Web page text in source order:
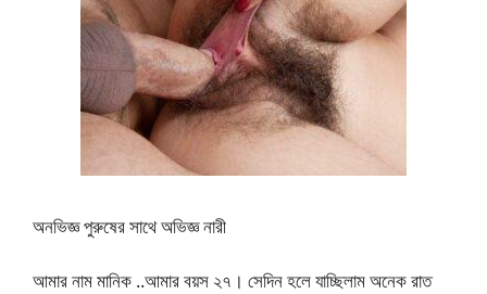
অনভিজ্ঞ পুরুষের সাথে অভিজ্ঞ নারী
আমার নাম মানিক ..আমার বয়স ২৭। সেদিন হলে যাচ্ছিলাম অনেক রাত